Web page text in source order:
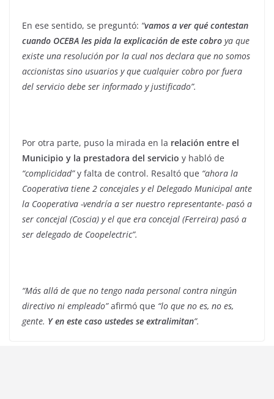
En ese sentido, se preguntó: “vamos a ver qué contestan
cuando OCEBA les pida la explicación de este cobro ya que
existe una resolución por la cual nos declara que no somos
accionistas sino usuarios y que cualquier cobro por fuera
del servicio debe ser informado y justificado”.
Por otra parte, puso la mirada en la relación entre el
Municipio y la prestadora del servicio y habló de
“complicidad”y falta de control. Resaltó que “ahora la
Cooperativa tiene 2 concejales y el Delegado Municipal ante
la Cooperativa -vendría a ser nuestro representante- pasó a
ser concejal (Coscia) y el que era concejal (Ferreira) pasó a
ser delegado de Coopelectric”.
“Más allá de que no tengo nada personal contra ningún
directivo ni empleado”afirmó que “lo que no es, no es,
gente. Y en este caso ustedes se extralimitan”.